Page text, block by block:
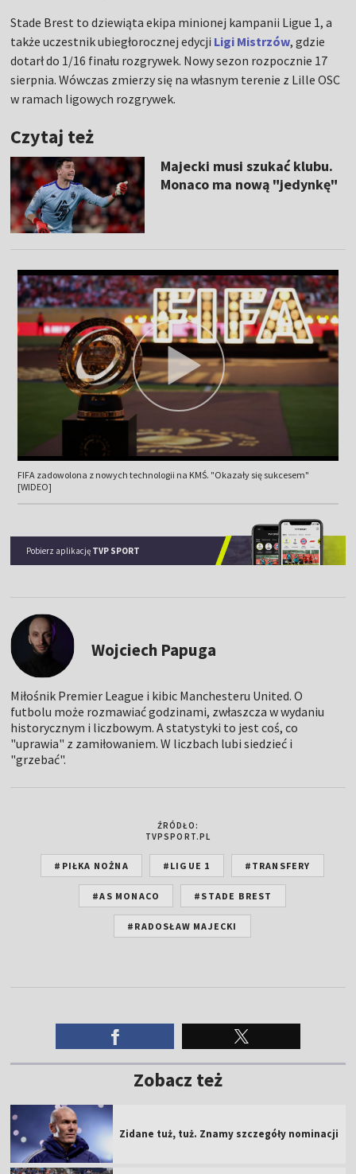
Stade Brest to dziewiąta ekipa minionej kampanii Ligue 1, a
także uczestnik ubiegłorocznej edycji Ligi Mistrzów, gdzie
dotarł do 1/16 finału rozgrywek. Nowy sezon rozpocznie 17
sierpnia. Wówczas zmierzy się na własnym terenie z Lille OSC
w ramach ligowych rozgrywek.
Czytaj też
Majecki musi szukać klubu.
Monaco ma nową "jedynkę"
FIFA zadowolona z nowych technologii na KMŚ. "Okazały się sukcesem"
[WIDEO]
Pobierz aplikację TVP SPORT
Wojciech Papuga
Miłośnik Premier League i kibic Manchesteru United. O
futbolu może rozmawiać godzinami, zwłaszcza w wydaniu
historycznym i liczbowym. A statystyki to jest coś, co
"uprawia" z zamiłowaniem. W liczbach lubi siedzieć i
"grzebać".
ŹRÓDŁO:
TVPSPORT.PL
#PIŁKA NOŻNA #LIGUE 1 #TRANSFERY
#AS MONACO #STADE BREST
#RADOSŁAW MAJECKI
Zobacz też
Zidane tuż, tuż. Znamy szczegóły nominacji